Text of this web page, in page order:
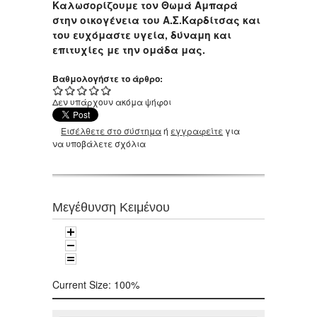
Καλωσορίζουμε τον Θωμά Αμπαρά
στην οικογένεια του Α.Σ.Καρδίτσας και
του ευχόμαστε υγεία, δύναμη και
επιτυχίες με την ομάδα μας.
Βαθμολογήστε το άρθρο:
Δεν υπάρχουν ακόμα ψήφοι
Εισέλθετε στο σύστημαή εγγραφείτε για
να υποβάλετε σχόλια
Μεγέθυνση Κειμένου
Current Size: 100%